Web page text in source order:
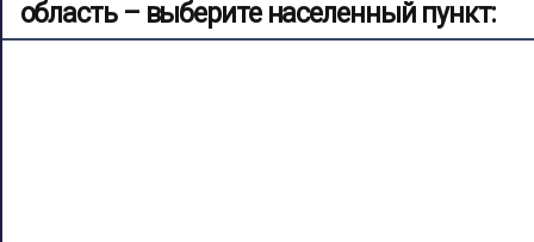
область – выберите населенный пункт: